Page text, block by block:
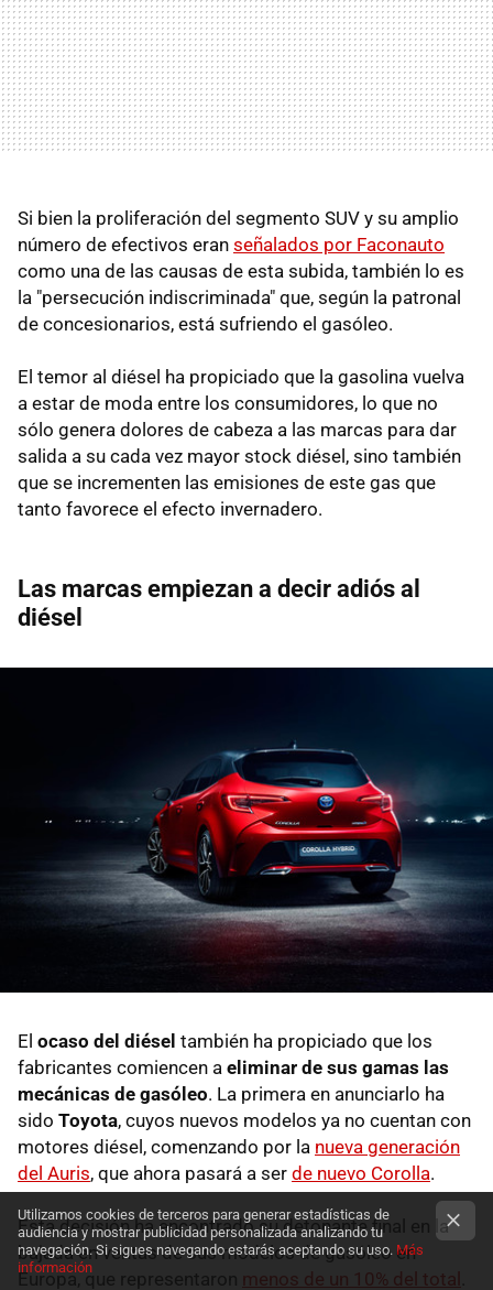
Si bien la proliferación del segmento SUV y su amplio
número de efectivos eran señalados por Faconauto
como una de las causas de esta subida, también lo es
la "persecución indiscriminada" que, según la patronal
de concesionarios, está sufriendo el gasóleo.
El temor al diésel ha propiciado que la gasolina vuelva
a estar de moda entre los consumidores, lo que no
sólo genera dolores de cabeza a las marcas para dar
salida a su cada vez mayor stock diésel, sino también
que se incrementen las emisiones de este gas que
tanto favorece el efecto invernadero.
Las marcas empiezan a decir adiós al
diésel
El ocaso del diésel también ha propiciado que los
fabricantes comiencen a eliminar de sus gamas las
mecánicas de gasóleo. La primera en anunciarlo ha
sido Toyota, cuyos nuevos modelos ya no cuentan con
motores diésel, comenzando por la nueva generación
del Auris, que ahora pasará a ser de nuevo Corolla.
Esta decisión ha encontrado su detonante final en la
bajada en ventas de sus modelos de gasóleo en
Europa, que representaron menos de un 10% del total
Utilizamos cookies de terceros para generar estadísticas de
audiencia y mostrar publicidad personalizada analizando tu
navegación. Si sigues navegando estarás aceptando su uso. Más
información